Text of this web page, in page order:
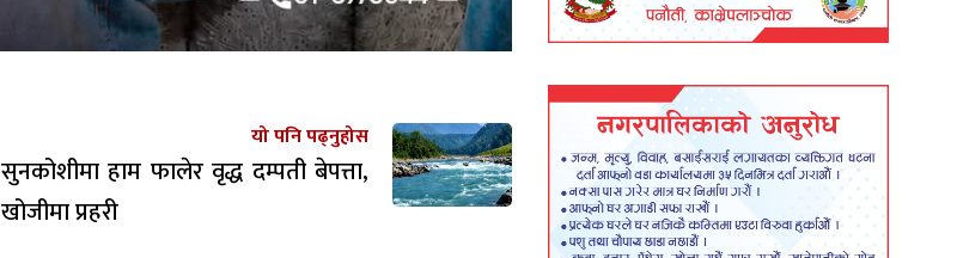
यो पनि पढ्नुहोस
सुनकोशीमा हाम फालेर वृद्ध दम्पती बेपत्ता,
खोजीमा प्रहरी